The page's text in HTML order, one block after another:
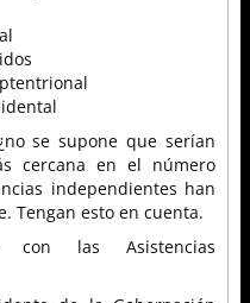
se supone que serían
cercana en el número
independientes han
Tengan esto en cuenta.
con las Asistencias